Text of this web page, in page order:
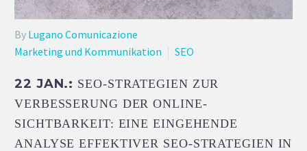
By Lugano Comunicazione
Marketing und Kommunikation
SEO
22 JAN.: SEO-STRATEGIEN ZUR
VERBESSERUNG DER ONLINE-
SICHTBARKEIT: EINE EINGEHENDE
ANALYSE EFFEKTIVER SEO-STRATEGIEN IN